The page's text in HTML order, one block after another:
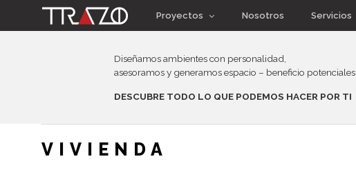
Proyectos Nosotros Servicios
Diseñamos ambientes con personalidad,
asesoramos y generamos espacio – beneficio potenciales.
DESCUBRE TODO LO QUE PODEMOS HACER POR TI
VIVIENDA